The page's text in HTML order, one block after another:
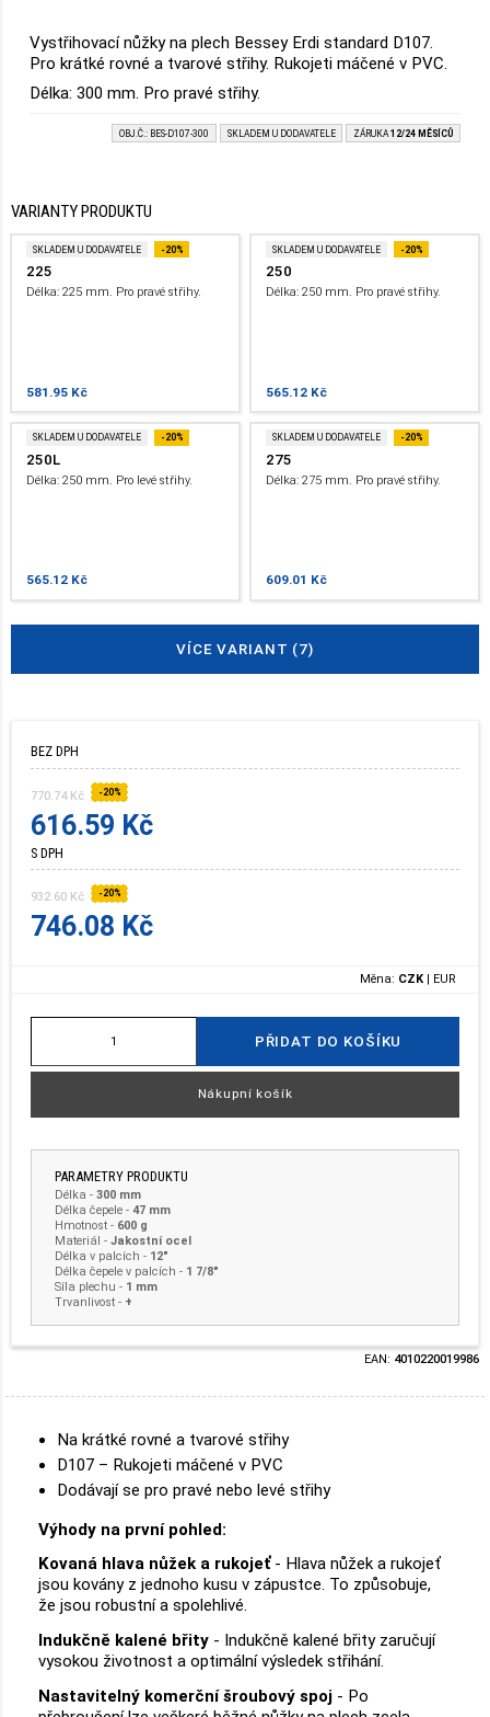
Vystřihovací nůžky na plech Bessey Erdi standard D107.
Pro krátké rovné a tvarové střihy. Rukojeti máčené v PVC.
Délka: 300 mm. Pro pravé střihy.
OBJ.Č.: BES-D107-300 SKLADEM U DODAVATELE ZÁRUKA 12/24 MĚSÍCŮ
VARIANTY PRODUKTU
SKLADEM U DODAVATELE -20%
225
Délka: 225 mm. Pro pravé střihy.
581.95 Kč
SKLADEM U DODAVATELE -20%
250
Délka: 250 mm. Pro pravé střihy.
565.12 Kč
SKLADEM U DODAVATELE -20%
250L
Délka: 250 mm. Pro levé střihy.
565.12 Kč
SKLADEM U DODAVATELE -20%
275
Délka: 275 mm. Pro pravé střihy.
609.01 Kč
VÍCE VARIANT (7)
BEZ DPH
770.74 Kč -20%
616.59 Kč
S DPH
932.60 Kč -20%
746.08 Kč
Měna: CZK | EUR
PŘIDAT DO KOŠÍKU
Nákupní košík
PARAMETRY PRODUKTU
Délka - 300 mm
Délka čepele- 47 mm
Hmotnost- 600 g
Materiál - Jakostní ocel
Délka v palcích - 12"
Délka čepele v palcích - 1 7/8"
Síla plechu - 1 mm
Trvanlivost - +
EAN: 4010220019986
Na krátké rovné a tvarové střihy
D107 – Rukojeti máčené v PVC
Dodávají se pro pravé nebo levé střihy
Výhody na první pohled:
Kovaná hlava nůžek a rukojeť- Hlava nůžek a rukojeť
jsou kovány z jednoho kusu v zápustce. To způsobuje,
že jsou robustní a spolehlivé.
Indukčně kalené břity - Indukčně kalené břity zaručují
vysokou životnost a optimální výsledek střihání.
Nastavitelný komerční šroubový spoj - Po